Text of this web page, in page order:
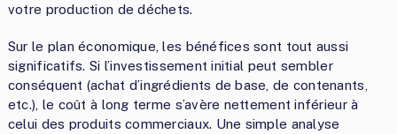
votre production de déchets.
Sur le plan économique, les bénéfices sont tout aussi
significatifs. Si l’investissement initial peut sembler
conséquent (achat d’ingrédients de base, de contenants,
etc.), le coût à long terme s’avère nettement inférieur à
celui des produits commerciaux. Une simple analyse